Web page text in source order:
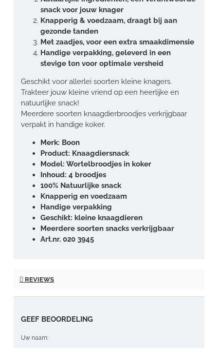
snack voor jouw knager
Knapperig & voedzaam, draagt bij aan
gezonde tanden
Met zaadjes, voor een extra smaakdimensie
Handige verpakking, geleverd in een
stevige ton voor optimale versheid
Geschikt voor allerlei soorten kleine knagers.
Trakteer jouw kleine vriend op een heerlijke en
natuurlijke snack!
Meerdere soorten knaagdierbroodjes verkrijgbaar
verpakt in handige koker.
Merk: Boon
Product: Knaagdiersnack
Model: Wortelbroodjes in koker
Inhoud: 4 broodjes
100% Natuurlijke snack
Knapperig en voedzaam
Handige verpakking
Geschikt: kleine knaagdieren
Meerdere soorten snacks verkrijgbaar
Art.nr. 020 3945
REVIEWS
GEEF BEOORDELING
Uw naam: